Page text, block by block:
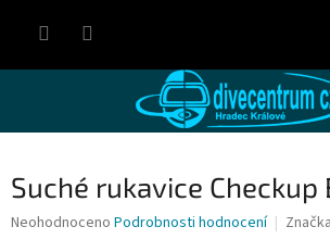
Suché rukavice
Průměrné
Neohodnoceno Podrobnosti hodnocení